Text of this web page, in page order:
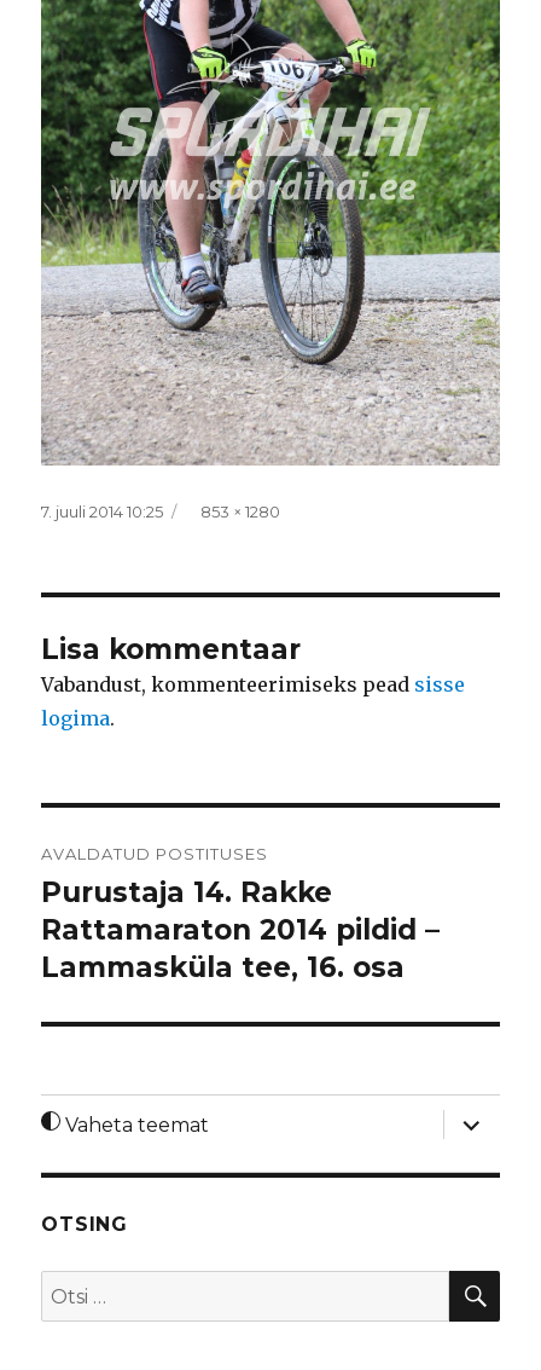
Postitatud
7. juuli 2014 10:25 Täissuurus
853 × 1280
Lisa kommentaar
Vabandust, kommenteerimiseks pead sisse
logima.
AVALDATUD POSTITUSES
Purustaja 14. Rakke
Rattamaraton 2014 pildid –
Lammasküla tee, 16. osa
Vaheta teemat
laienda
OTSING
Otsi: